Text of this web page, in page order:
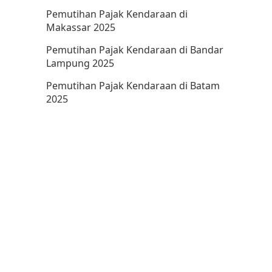
Pemutihan Pajak Kendaraan di
Makassar 2025
Pemutihan Pajak Kendaraan di Bandar
Lampung 2025
Pemutihan Pajak Kendaraan di Batam
2025